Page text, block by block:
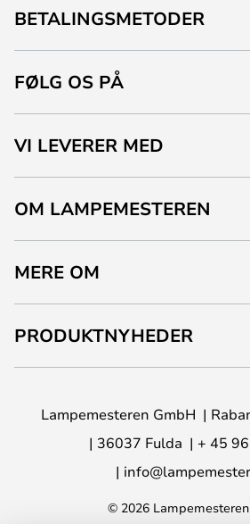
BETALINGSMETODER
FØLG OS PÅ
VI LEVERER MED
OM LAMPEMESTEREN
MERE OM
PRODUKTNYHEDER
Lampemesteren GmbH
36037 Fulda
+ 45
© 2026